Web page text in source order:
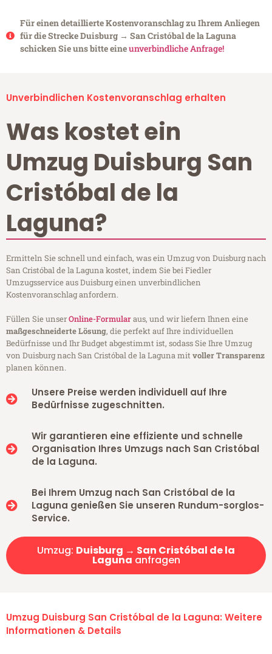
Für einen detaillierte Kostenvoranschlag zu Ihrem Anliegen
für die Strecke Duisburg → San Cristóbal de la Laguna
schicken Sie uns bitte eineunverbindliche Anfrage!
Unverbindlichen Kostenvoranschlag erhalten
Was kostet ein
Umzug Duisburg San
Cristóbal de la
Laguna?
Ermitteln Sie schnell und einfach, was ein Umzug von Duisburg nach
San Cristóbal de la Laguna kostet, indem Sie bei Fiedler
Umzugsservice aus Duisburg einen unverbindlichen
Kostenvoranschlag anfordern.
Füllen Sie unserOnline-Formularaus, und wir liefern Ihnen eine
maßgeschneiderte Lösung, die perfekt auf Ihre individuellen
Bedürfnisse und Ihr Budget abgestimmt ist, sodass Sie Ihre Umzug
von Duisburg nach San Cristóbal de la Laguna mitvoller Transparenz
planen können.
Unsere Preise werden individuell auf Ihre
Bedürfnisse zugeschnitten.
Wir garantieren eine effiziente und schnelle
Organisation Ihres Umzugs nach San Cristóbal
de la Laguna.
Bei Ihrem Umzug nach San Cristóbal de la
Laguna genießen Sie unseren Rundum-sorglos-
Service.
Umzug: Duisburg → San Cristóbal de la
Laguna anfragen
Umzug Duisburg San Cristóbal de la Laguna: Weitere
Informationen & Details